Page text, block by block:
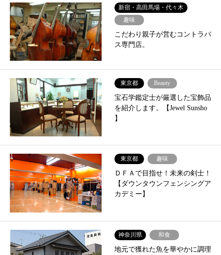
新宿・高田馬場・代々木
趣味
こだわり親子が営むコントラバ
ス専門店。
東京都 Beauty
宝石学鑑定士が厳選した宝飾品
を紹介します。【Jewel Sunsho
】
東京都 趣味
ＤＦＡで目指せ！未来の剣士！
【ダウンタウンフェンシングア
カデミー】
神奈川県 和食
地元で獲れた魚を華やかに調理